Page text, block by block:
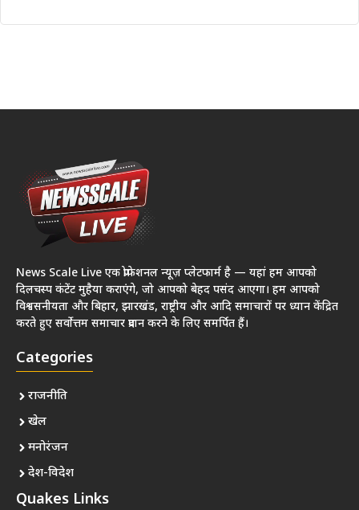
News Scale Live एक प्रोफेशनल न्यूज़ प्लेटफार्म है — यहां हम आपको
दिलचस्प कंटेंट मुहैया कराएंगे, जो आपको बेहद पसंद आएगा। हम आपको
विश्वसनीयता और बिहार, झारखंड, राष्ट्रीय और आदि समाचारों पर ध्यान केंद्रित
करते हुए सर्वोत्तम समाचार प्रदान करने के लिए समर्पित हैं।
Categories
राजनीति
खेल
मनोरंजन
देश-विदेश
Quakes Links